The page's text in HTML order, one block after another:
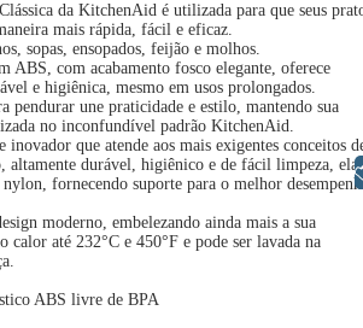
da KitchenAid é utilizada para que seus
mais rápida, fácil e eficaz.
sopas, ensopados, feijão e molhos.
ABS, com acabamento fosco elegante, oferece
e higiênica, mesmo em usos prolongados.
pendurar une praticidade e estilo, mantendo sua
no inconfundível padrão KitchenAid.
inovador que atende aos mais exigentes conceitos
altamente durável, higiênico e de fácil limpeza, ela
fornecendo suporte para o melhor
moderno, embelezando ainda mais a sua
calor até 232°C e 450°F e pode ser lavada na
ABS livre de BPA
Libras